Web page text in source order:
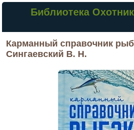
Библиотека
Карманный справочник
Сингаевский В. Н.